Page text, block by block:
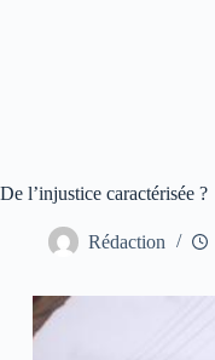
De l’injustice caractérisée ?
Rédaction